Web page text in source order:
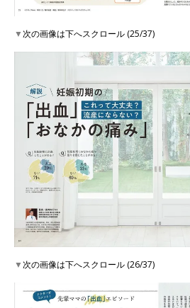
▼次の画像は下へスクロール (25/37)
▼次の画像は下へスクロール (26/37)